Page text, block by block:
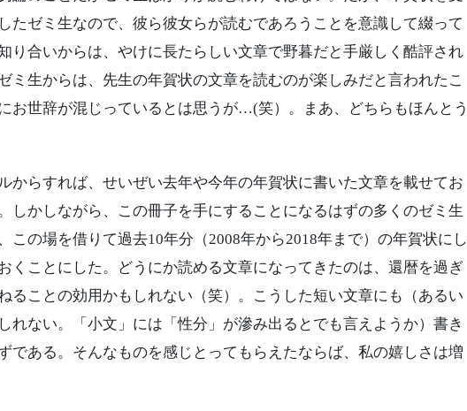
たゼミ生なので、彼ら彼女らが読むであろうことを意識して綴って
り合いからは、やけに長たらしい文章で野暮だと手厳しく酷評され
ミ生からは、先生の年賀状の文章を読むのが楽しみだと言われたこ
お世辞が混じっているとは思うが…(笑）。まあ、どちらもほんとう
からすれば、せいぜい去年や今年の年賀状に書いた文章を載せてお
しかしながら、この冊子を手にすることになるはずの多くのゼミ生
この場を借りて過去10年分（2008年から2018年まで）の年賀状にし
くことにした。どうにか読める文章になってきたのは、還暦を過ぎ
ることの効用かもしれない（笑）。こうした短い文章にも（あるい
れない。「小文」には「性分」が滲み出るとでも言えようか）書き
である。そんなものを感じとってもらえたならば、私の嬉しさは増